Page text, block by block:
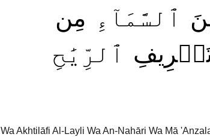
ٱلسَّمَآءِ مِن
ٱلرِّيَٰحِ
Wa Akhtilāfi Al-Layli Wa An-Nahāri Wa Mā